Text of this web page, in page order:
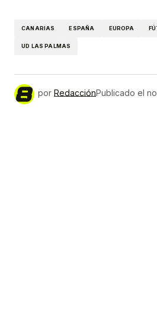
CANARIAS ESPAÑA EUROPA
UD LAS PALMAS
por RedacciónPublicado el